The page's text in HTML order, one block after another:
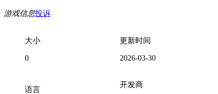
游戏信息投诉
大小
0
更新时间
2026-03-30
语言
开发商